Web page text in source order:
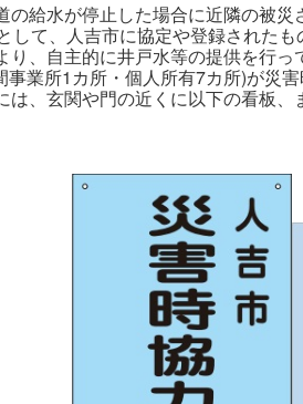
の給水が停止した場合に近隣の被
て、人吉市に協定や登録されたも
、自主的に井戸水等の提供を行っ
業所1カ所・個人所有7カ所)が災
、玄関や門の近くに以下の看板、